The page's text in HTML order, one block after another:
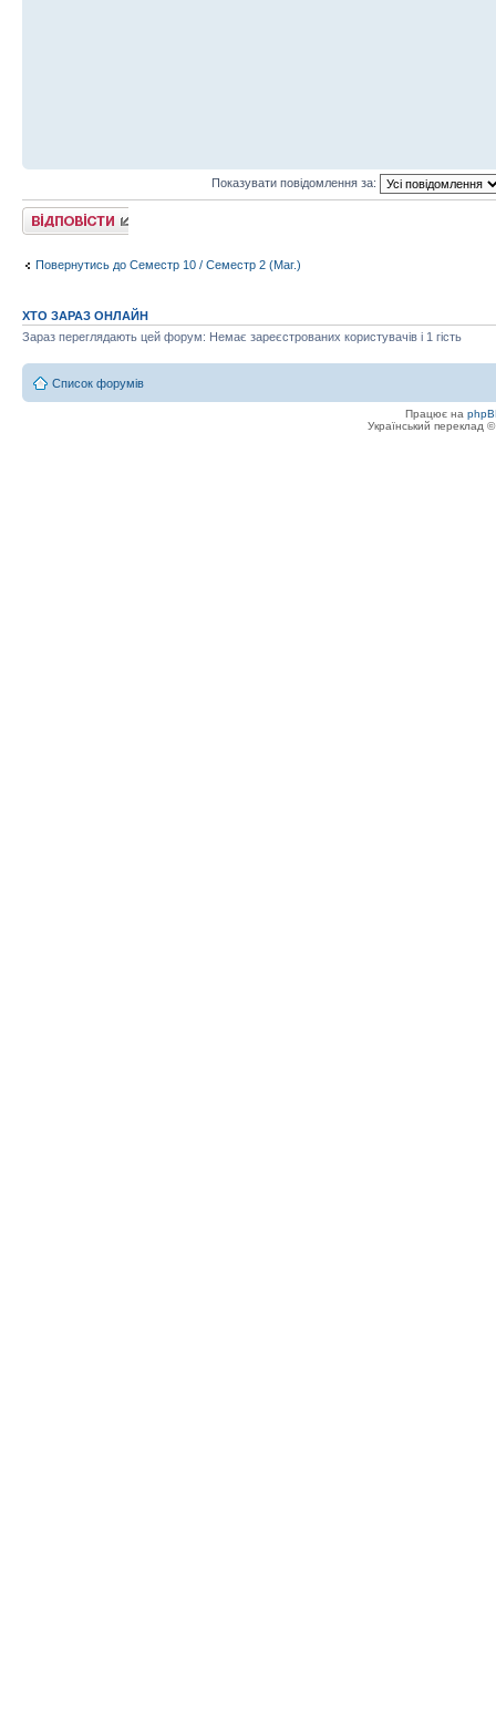
Показувати повідомлення за:
Відповісти
Повернутись до Семестр 10 / Семестр 2 (Маг.)
ХТО ЗАРАЗ ОНЛАЙН
Зараз переглядають цей форум: Немає зареєстрованих користувачів і 1 гість
Список форумів
Працює на
Український переклад